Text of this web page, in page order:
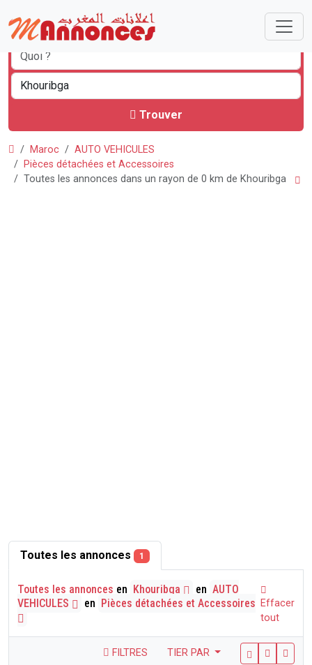
Trouver
Maroc
AUTO VEHICULES
Pièces détachées et Accessoires
Toutes les annonces dans un rayon de 0 km de Khouribga
Toutes les annonces 1
Toutes les annonces en Khouribga en AUTO
VEHICULES
en Pièces détachées et Accessoires Effacer
tout
FILTRES TIER PAR